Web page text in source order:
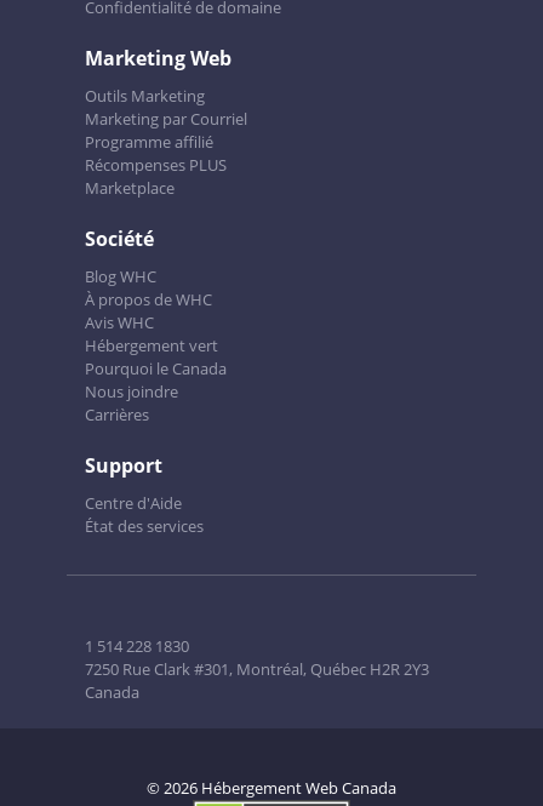
Confidentialité de domaine
Marketing Web
Outils Marketing
Marketing par Courriel
Programme affilié
Récompenses PLUS
Marketplace
Société
Blog WHC
À propos de WHC
Avis WHC
Hébergement vert
Pourquoi le Canada
Nous joindre
Carrières
Support
Centre d'Aide
État des services
1 514 228 1830
7250 Rue Clark #301, Montréal, Québec H2R 2Y3
Canada
© 2026 Hébergement Web Canada